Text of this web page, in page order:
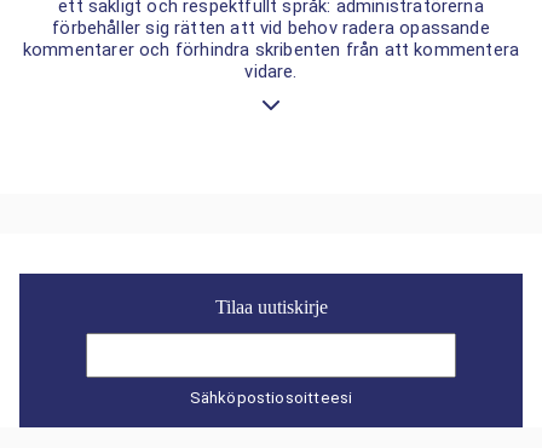
ett sakligt och respektfullt språk: administratörerna
förbehåller sig rätten att vid behov radera opassande
kommentarer och förhindra skribenten från att kommentera
vidare.
Tilaa uutiskirje
Sähköpostiosoitteesi